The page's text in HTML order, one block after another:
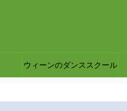
ウィーンのダンススクール